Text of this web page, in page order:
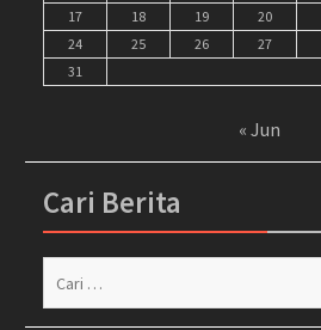
17
18 19 20
24
25 26 27
31
« Jun
Cari Berita